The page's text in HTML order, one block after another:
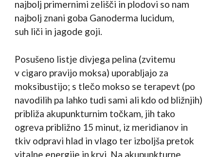
najbolj primernimi zelišči in plodovi so nam
najbolj znani goba Ganoderma lucidum,
suh liči in jagode goji.
Posušeno listje divjega pelina (zvitemu
v cigaro pravijo moksa) uporabljajo za
moksibustijo; s tlečo mokso se terapevt (po
navodilih pa lahko tudi sami ali kdo od bližnjih)
približa akupunkturnim točkam, jih tako
ogreva približno 15 minut, iz meridianov in
tkiv odpravi hlad in vlago ter izboljša pretok
vitalne energije in krvi. Na akupunkturne